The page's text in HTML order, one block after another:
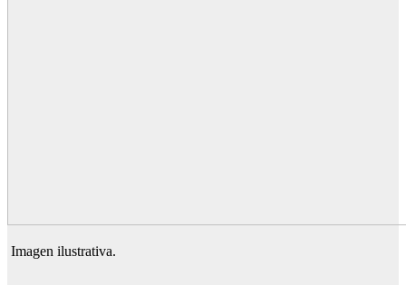
Imagen ilustrativa.